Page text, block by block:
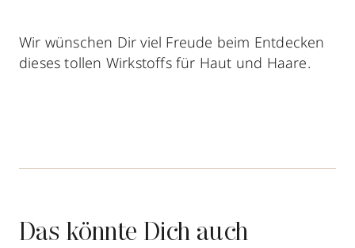
Wir wünschen Dir viel Freude beim Entdecken
dieses tollen Wirkstoffs für Haut und Haare.
Das könnte Dich auch